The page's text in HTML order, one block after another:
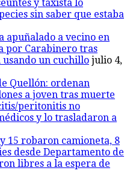
y taxista lo
sin saber que estaba
apuñalado a vecino en
por Carabinero tras
un cuchillo julio 4,
Quellón: ordenan
a joven tras muerte
peritonitis no
y lo trasladaron a
15 robaron camioneta, 8
desde Departamento de
libres a la espera de